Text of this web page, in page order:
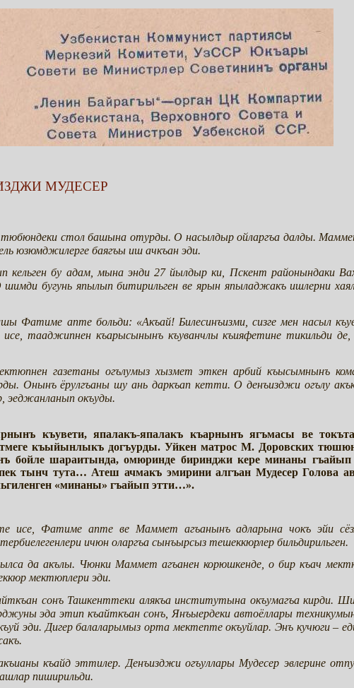
МУДЕСЕР
тюбюндеки стол башына отурды. О насылдыр ойларгъа далды.
юзюмджилерге баягъы иш ачкъан эди.
кельген бу адам, мына энди 27 йылдыр ки, Пскент районындаки
бугунь япылып битирильген ве ярын япыладжакъ ишлерни
Фатиме апте больди: «Акъай! Билесинъизми, сизге мен насыл
тааджипнен къарысынынъ къуванчлы къияфетине тикильди де,
газетаны огълумыз хызмет эткен арбий къысымнынъ
Онынъ ёрулгъаны шу ань даркъап кетти. О денъизджи огълу
эеджанланып окъуды.
къувети, япалакъ-япалакъ къарнынъ ягъмасы ве
къыйынлыкъ догъурды. Уйкен матрос М. Доровских
бойле шараитында, омюринде биринджи кере минаны гъайып
тынч тута… Атеш ачмакъ эмирини алгъан Мудесер Голова
«минаны» гъайып этти…».
исе, Фатиме апте ве Маммет агъанынъ адларына чокъ эйи
ичюн оларгъа сынъырсыз тешеккюрлер бильдирильген.
да акълы. Чюнки Маммет агъанен корюшкенде, о бир къач
мектюплери эди.
сонъ Ташкенттеки алякъа институтына окъумагъа кирди.
эда этип къайткъан сонъ, Янъыердеки автоёллары
эди. Дигер балаларымыз орта мектепте окъуйлар. Энъ кучюги –
къайд эттилер. Денъизджи огъуллары Мудесер эвлерине
пиширильди.